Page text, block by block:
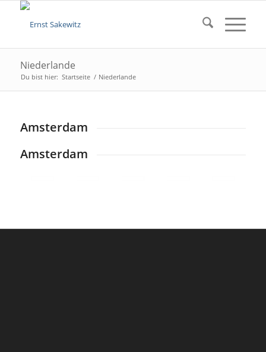
Niederlande
Du bist hier: Startseite / Niederlande
Amsterdam
Amsterdam